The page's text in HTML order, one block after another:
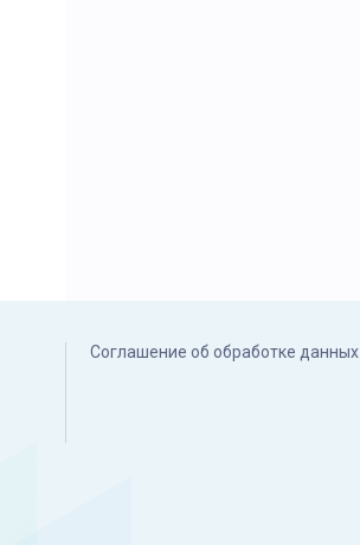
Соглашение об обработке данных